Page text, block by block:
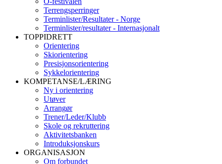
Terrengsperringer
Terminlister/Resultater - Norge
Terminlister/resultater - Internasjonalt
TOPPIDRETT
Orientering
Skiorientering
Presisjonsorientering
Sykkelorientering
KOMPETANSE/LÆRING
Ny i orientering
Utøver
Arrangør
Trener/Leder/Klubb
Skole og rekruttering
Aktivitetsbanken
Introduksjonskurs
ORGANISASJON
Om forbundet